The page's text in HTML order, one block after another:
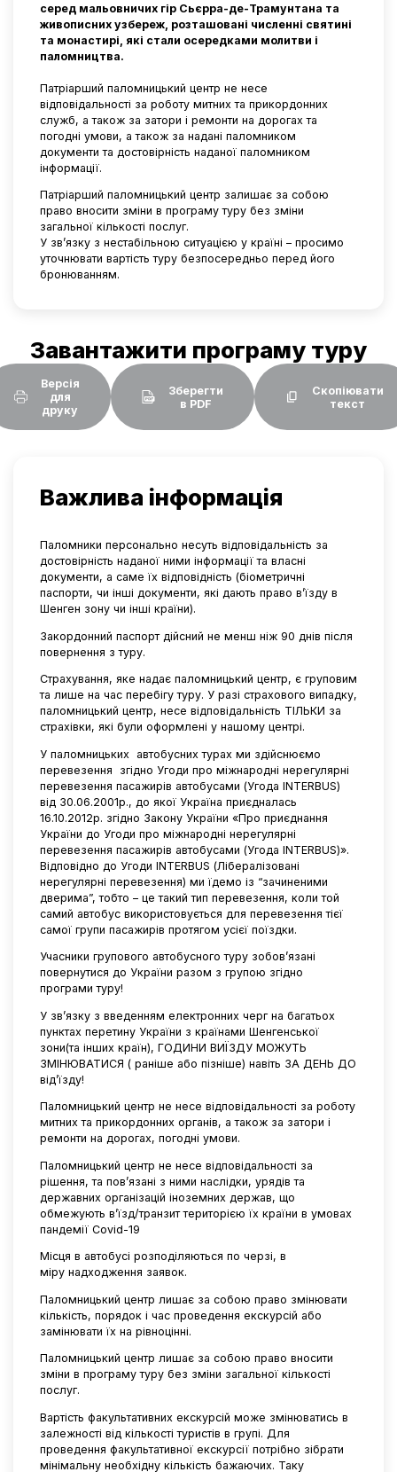
серед мальовничих гір Сьєрра-де-Трамунтана та
живописних узбереж, розташовані численні святині
та монастирі, які стали осередками молитви і
паломництва.
Патріарший паломницький центр не несе
відповідальності за роботу митних та прикордонних
служб, а також за затори і ремонти на дорогах та
погодні умови, а також за надані паломником
документи та достовірність наданої паломником
інформації.
Патріарший паломницький центр залишає за собою
право вносити зміни в програму туру без зміни
загальної кількості послуг.
У зв’язку з нестабільною ситуацією у країні – просимо
уточнювати вартість туру безпосередньо перед його
бронюванням.
Завантажити програму туру
Версія
для
друку
Зберегти
в PDF
Скопіювати
текст
Важлива інформація
Паломники персонально несуть відповідальність за
достовірність наданої ними інформації та власні
документи, а саме їх відповідність (біометричні
паспорти, чи інші документи, які дають право в’їзду в
Шенген зону чи інші країни).
Закордонний паспорт дійсний не менш ніж 90 днів після
повернення з туру.
Страхування, яке надає паломницький центр, є груповим
та лише на час перебігу туру. У разі страхового випадку,
паломницький центр, несе відповідальність ТІЛЬКИ за
страхівки, які були оформлені у нашому центрі.
У паломницьких
автобусних турах ми здійснюємо
перевезення
згідно Угоди про міжнародні нерегулярні
перевезення пасажирів автобусами (Угода INTERBUS)
від 30.06.2001р., до якої Україна приєдналась
16.10.2012р. згідно Закону України «Про приєднання
України до Угоди про міжнародні нерегулярні
перевезення пасажирів автобусами (Угода INTERBUS)».
Відповідно до Угоди INTERBUS (Лібералізовані
нерегулярні перевезення) ми їдемо із “зачиненими
дверима”, тобто – це такий тип перевезення, коли той
самий автобус використовується для перевезення тієї
самої групи пасажирів протягом усієї поїздки.
Учасники групового автобусного туру зобов’язані
повернутися до України разом з групою згідно
програми туру!
У зв’язку з введенням електронних черг на багатьох
пунктах перетину України з країнами Шенгенської
зони(та інших країн), ГОДИНИ ВИЇЗДУ МОЖУТЬ
ЗМІНЮВАТИСЯ ( раніше або пізніше) навіть ЗА ДЕНЬ ДО
від’їзду!
Паломницький центр не несе відповідальності за роботу
митних та прикордонних органів, а також за затори і
ремонти на дорогах, погодні умови.
Паломницький центр не несе відповідальності за
рішення, та пов’язані з ними наслідки, урядів та
державних організацій іноземних держав, що
обмежують в’їзд/транзит територією їх країни в умовах
пандемії Covid-19
Місця в автобусі розподіляються по черзі, в
міру надходження заявок.
Паломницький центр лишає за собою право змінювати
кількість, порядок і час проведення екскурсій або
замінювати їх на рівноцінні.
Паломницький центр лишає за собою право вносити
зміни в програму туру без зміни загальної кількості
послуг.
Вартість факультативних екскурсій може змінюватись в
залежності від кількості туристів в групі. Для
проведення факультативної екскурсії потрібно зібрати
мінімальну необхідну кількість бажаючих. Таку